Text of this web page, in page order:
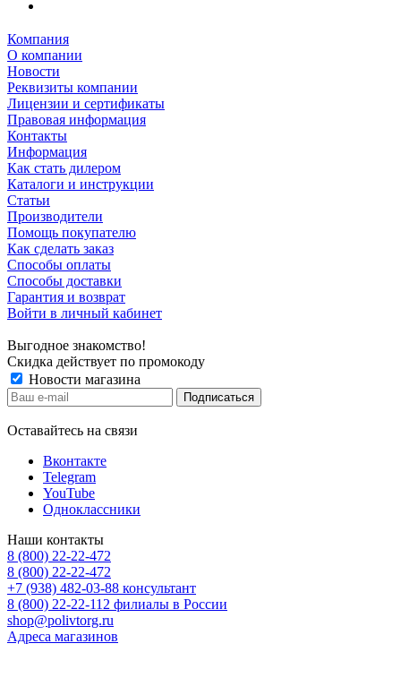
Компания
О компании
Новости
Реквизиты компании
Лицензии и сертификаты
Правовая информация
Контакты
Информация
Как стать дилером
Каталоги и инструкции
Статьи
Производители
Помощь покупателю
Как сделать заказ
Способы оплаты
Способы доставки
Гарантия и возврат
Войти в личный кабинет
Выгодное знакомство!
Скидка действует по промокоду
Новости магазина
Оставайтесь на связи
Вконтакте
Telegram
YouTube
Одноклассники
Наши контакты
8 (800) 22-22-472
8 (800) 22-22-472
+7 (938) 482-03-88 консультант
8 (800) 22-22-112 филиалы в России
shop@polivtorg.ru
Адреса магазинов